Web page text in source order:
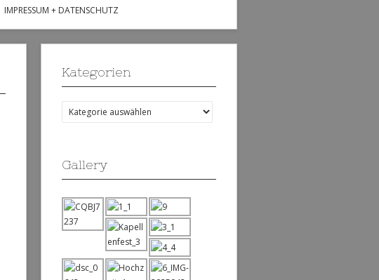
IMPRESSUM + DATENSCHUTZ
Kategorien
Kategorien
Gallery